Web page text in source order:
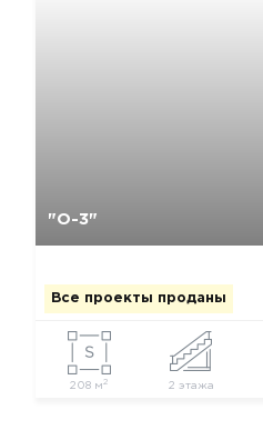
"О-3"
Все проекты проданы
208 м2 2 этажа